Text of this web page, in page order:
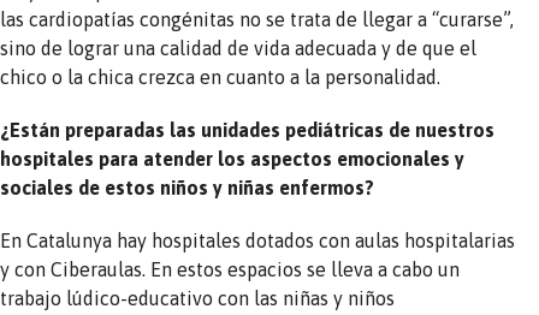
las cardiopatías congénitas no se trata de llegar a “curarse”,
sino de lograr una calidad de vida adecuada y de que el
chico o la chica crezca en cuanto a la personalidad.
¿Están preparadas las unidades pediátricas de nuestros
hospitales para atender los aspectos emocionales y
sociales de estos niños y niñas enfermos?
En Catalunya hay hospitales dotados con aulas hospitalarias
y con Ciberaulas. En estos espacios se lleva a cabo un
trabajo lúdico-educativo con las niñas y niños